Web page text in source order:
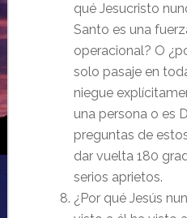
qué Jesucristo
Santo es una
operacional? O
solo pasaje en
niegue
una persona o es
preguntas de
dar vuelta 180
serios aprietos.
¿Por qué Jesús